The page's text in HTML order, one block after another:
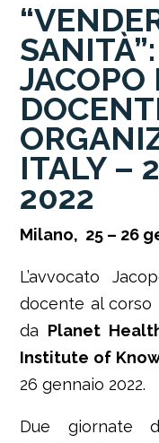
JACOPO
ITALY –
2022
Milano, 25 – 26
L’avvocato
docente al corso
da Planet
Institute of
26 gennaio 2022.
Due giornate